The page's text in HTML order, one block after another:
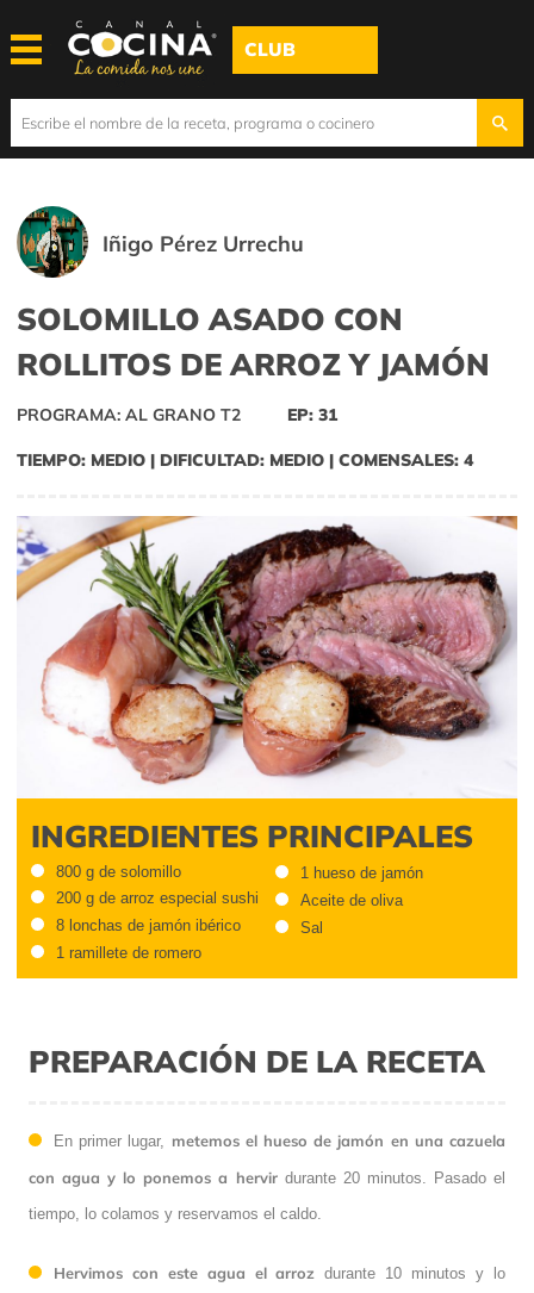
CLUB
Iñigo Pérez Urrechu
SOLOMILLO ASADO CON
ROLLITOS DE ARROZ Y JAMÓN
PROGRAMA: AL GRANO T2 EP: 31
TIEMPO: MEDIO | DIFICULTAD: MEDIO | COMENSALES: 4
INGREDIENTES PRINCIPALES
800 g de solomillo
200 g de arroz especial sushi
8 lonchas de jamón ibérico
1 ramillete de romero
1 hueso de jamón
Aceite de oliva
Sal
PREPARACIÓN DE LA RECETA
En primer lugar, metemos el hueso de jamón en una cazuela
con agua y lo ponemos a hervirdurante 20 minutos. Pasado el
tiempo, lo colamos y reservamos el caldo.
Hervimos con este agua el arroz durante 10 minutos y lo